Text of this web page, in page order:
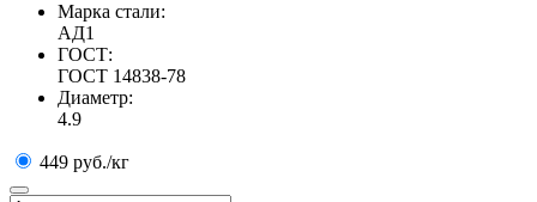
Марка стали:
АД1
ГОСТ:
ГОСТ 14838-78
Диаметр:
4.9
449 руб./кг